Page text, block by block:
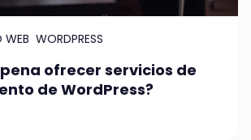
WEB WORDPRESS
ofrecer servicios de
de WordPress?